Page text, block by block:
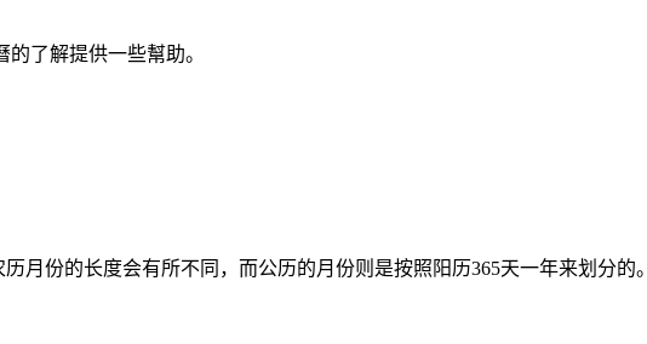
了解提供一些幫助。
月份的长度会有所不同，而公历的月份则是按照阳历365天一年来划分的。